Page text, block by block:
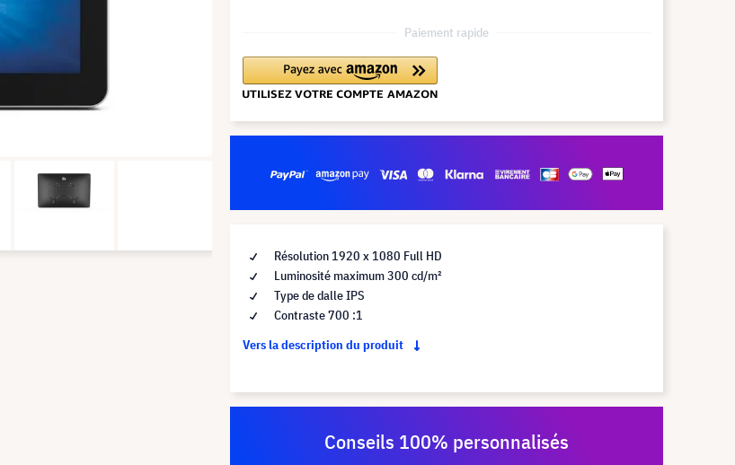
Paiement rapide
Résolution 1920 x 1080 Full HD
Luminosité maximum 300 cd/m²
Type de dalle IPS
Contraste 700 :1
Vers la description du produit
Conseils 100% personnalisés